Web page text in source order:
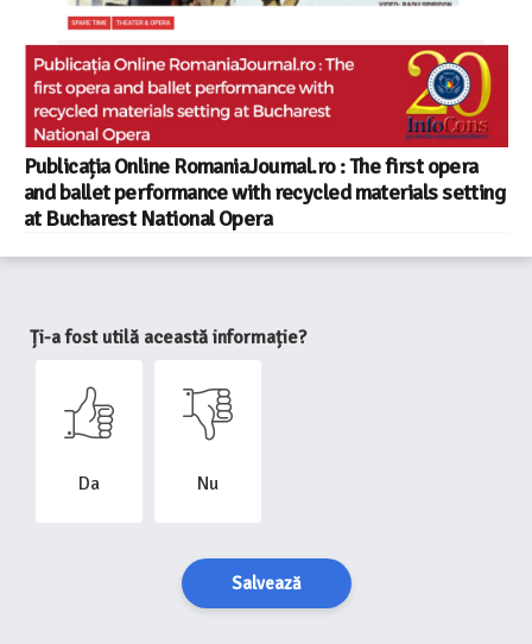
Publicația Online RomaniaJournal.ro : The first opera
and ballet performance with recycled materials setting
at Bucharest National Opera
Ți-a fost utilă această informație?
Da Nu
Salvează